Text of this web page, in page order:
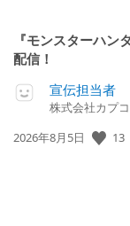
『モンスターハン
配信！
宣伝担当者
株式会社カプ
公
2026年8月5日 13